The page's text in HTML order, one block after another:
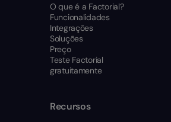
O que é a Factorial?
Funcionalidades
Integrações
Soluções
Preço
Teste Factorial
gratuitamente
Recursos